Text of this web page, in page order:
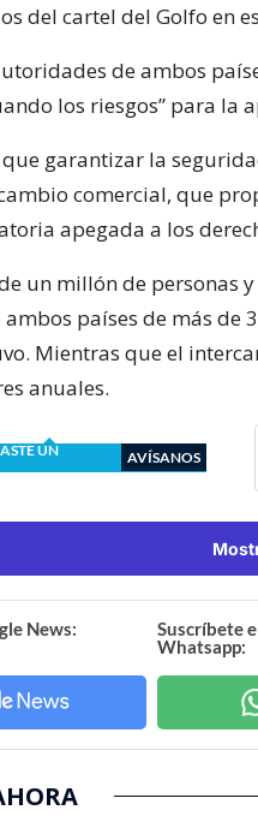
del cartel del Golfo en
de ambos
los riesgos” para la
que garantizar la
comercial, que
apegada a los
un millón de personas
ambos países de más de
Mientras que el
anuales.
UN
AVÍSANOS
News:
Suscríbete
Whatsapp: